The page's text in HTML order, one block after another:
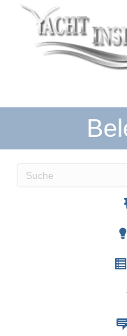
Wenn die